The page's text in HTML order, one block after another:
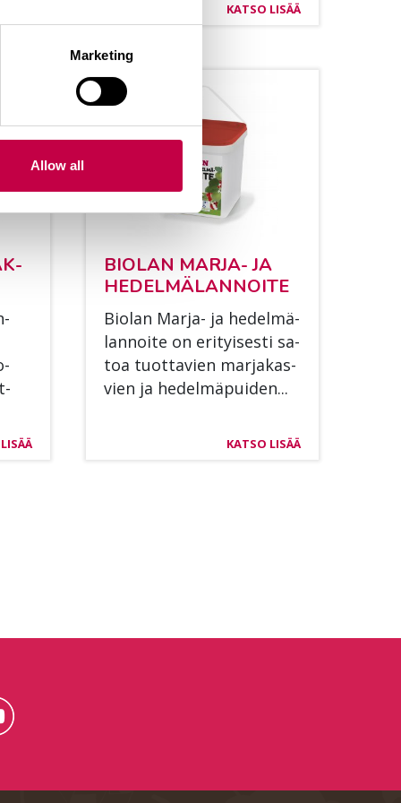
Marketing
Allow all
KATSO LISÄÄ
BIO­LAN MAR­JA- JA
HE­DEL­MÄ­LAN­NOI­TE
Bio­lan Mar­ja- ja he­del­mä­
lan­noi­te on eri­tyi­ses­ti sa­
toa tuot­ta­vien mar­ja­kas­
vien ja he­del­mä­pui­den...
KATSO LISÄÄ